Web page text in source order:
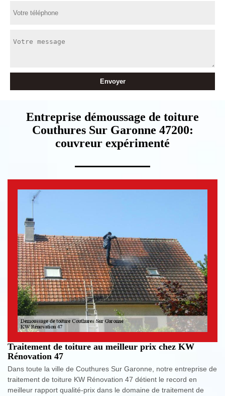
Entreprise démoussage de toiture
Couthures Sur Garonne 47200:
couvreur expérimenté
Traitement de toiture au meilleur prix chez KW
Rénovation 47
Dans toute la ville de Couthures Sur Garonne, notre entreprise de
traitement de toiture KW Rénovation 47 détient le record en
meilleur rapport qualité-prix dans le domaine de traitement de